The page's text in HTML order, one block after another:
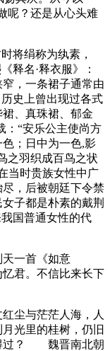
呢？还是从心头难
绢称为纨素，
释名·释衣服》：
，一条裙子通常由
史上曾出现过各式
、真珠裙、郁金
：“安乐公主使尚方
；日中为一色,影
之羽织成百鸟之状
当时贵族女性中广
，后被朝廷下令禁
子都是朴素的戴荆
国普通女性的代
一首《如意
君。不信比来长下
尘与茫茫人海，人
光里的桂树，仍旧
过？ 魏晋南北朝